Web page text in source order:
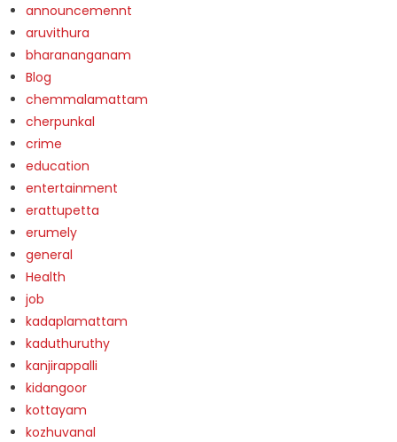
announcemennt
aruvithura
bharananganam
Blog
chemmalamattam
cherpunkal
crime
education
entertainment
erattupetta
erumely
general
Health
job
kadaplamattam
kaduthuruthy
kanjirappalli
kidangoor
kottayam
kozhuvanal